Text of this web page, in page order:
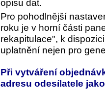
opisu dat.
Pro pohodlnější
roku je v horní části
rekapitulace", k
uplatnění nejen pro
Při vytváření
adresu odesílatele